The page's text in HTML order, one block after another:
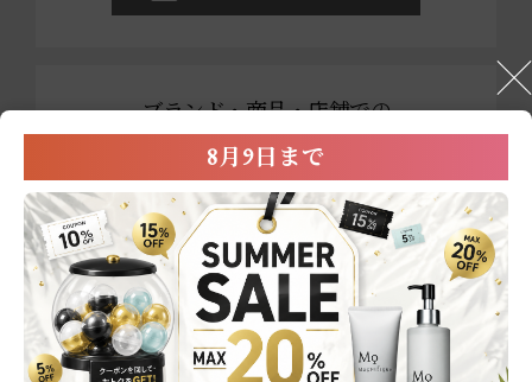
ブランド・商品・店舗での
お買い物に関する
お問い合わせ
0800-222-2202
営業時間：平日9:00～17:00
※祝祭日および年末年始を除く
メールでのお問い合わせ
8月9日まで